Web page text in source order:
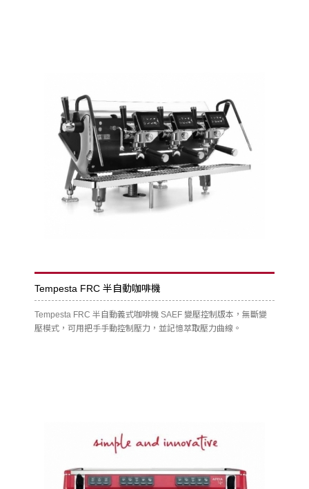
Tempesta FRC 半自動咖啡機
Tempesta FRC 半自動義式咖啡機 SAEF 變壓控制版本，無斷變
壓模式，可用把手手動控制壓力，並記憶萃取壓力曲線。